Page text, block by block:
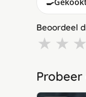
Beoordeel
★ ★ ★